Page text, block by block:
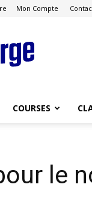
Mon Compte
COURSES
le